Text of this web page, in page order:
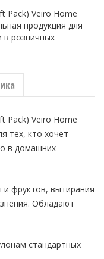
Pack) Veiro Home
продукция для
в розничных
Pack) Veiro Home
тех, кто хочет
в домашних
и фруктов, вытирания
Обладают
стандартных